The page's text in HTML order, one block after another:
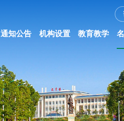
通知公告 机构设置 教育教学